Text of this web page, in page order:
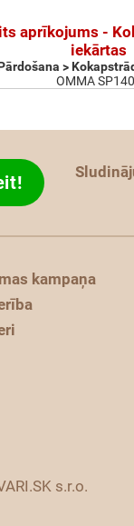
aprīkojums -
iekārtas
>
OMMA
kampaņa
s.r.o.